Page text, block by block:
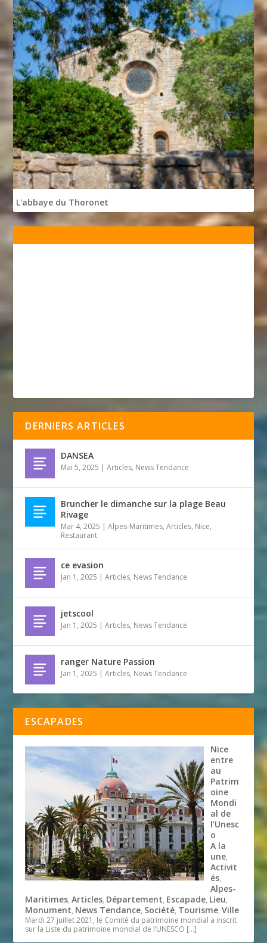
L'abbaye du Thoronet
DERNIERS ARTICLES
DANSEA
Mai 5, 2025 |Articles, News Tendance
Bruncher le dimanche sur la plage Beau
Rivage
Mar 4, 2025 |Alpes-Maritimes,Articles, Nice,
Restaurant
ce evasion
Jan 1, 2025 |Articles, News Tendance
jetscool
Jan 1, 2025 |Articles, News Tendance
ranger Nature Passion
Jan 1, 2025 |Articles, News Tendance
ESCAPADES
Nice
entre
au
Patrim
oine
Mondi
al de
l’Unesc
o
A la
une,
Activit
és,
Alpes-
Maritimes,Articles, Département, Escapade, Lieu,
Monument, News Tendance, Société, Tourisme,Ville
Mardi 27 juillet 2021, le Comité du patrimoine mondial a inscrit
sur la Liste du patrimoine mondial de l’UNESCO […]